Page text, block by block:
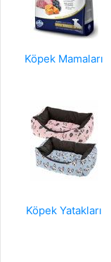
Köpek Mamaları
Köpek Yatakları